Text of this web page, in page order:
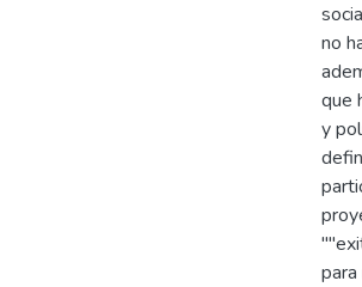
no
que
y